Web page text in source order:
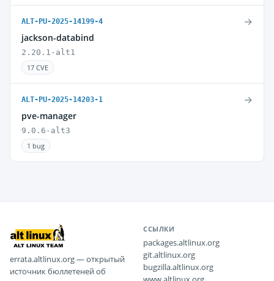
ALT-PU-2025-14199-4
jackson-databind
2.20.1-alt1
17 CVE
→
ALT-PU-2025-14203-1
pve-manager
9.0.6-alt3
1 bug
→
errata.altlinux.org — открытый
источник бюллетеней об
ССЫЛКИ
packages.altlinux.org
git.altlinux.org
bugzilla.altlinux.org